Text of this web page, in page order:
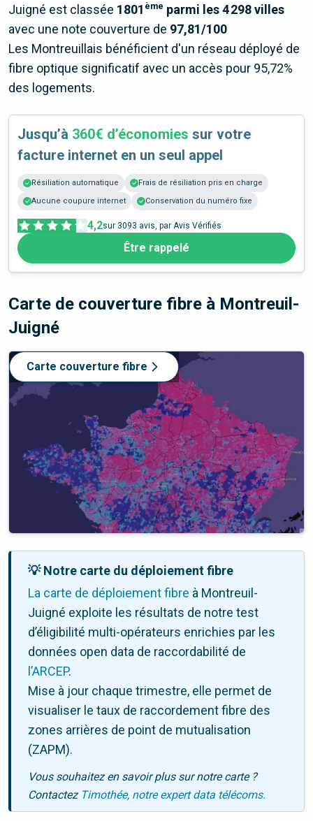
Juigné est classée 1801 ème parmi les 4 298 villes
avec une note couverture de 97,81/100
Les Montreuillais bénéficient d'un réseau déployé de
fibre optique significatif avec un accès pour 95,72%
des logements.
Jusqu’à 360€ d’économies sur votre
facture internet en un seul appel
Résiliation automatique
Frais de résiliation pris en charge
Aucune coupure internet
Conservation du numéro fixe
4,2sur 3093 avis, par Avis Vérifiés
Être rappelé
Carte de couverture fibre à Montreuil-
Juigné
Carte couverture fibre
💡 Notre carte du déploiement fibre
La carte de déploiement fibre à Montreuil-
Juigné exploite les résultats de notre test
d’éligibilité multi-opérateurs enrichies par les
données open data de raccordabilité de
l’ARCEP.
Mise à jour chaque trimestre, elle permet de
visualiser le taux de raccordement fibre des
zones arrières de point de mutualisation
(ZAPM).
Vous souhaitez en savoir plus sur notre carte ?
Contactez Timothée, notre expert data télécoms.